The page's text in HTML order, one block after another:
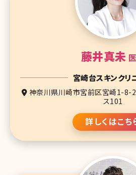
藤井真未
宮崎台スキンクリ
神奈川県川崎市宮前区宮崎1-8-
ス101
詳しくはこち